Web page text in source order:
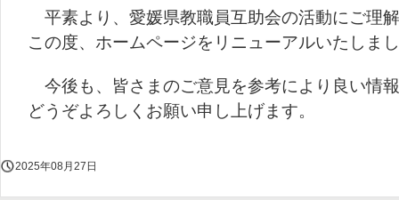
平素より、愛媛県教職員互助会の活動にご理
この度、ホームページをリニューアルいたしま
今後も、皆さまのご意見を参考により良い情
どうぞよろしくお願い申し上げます。
2025年08月27日